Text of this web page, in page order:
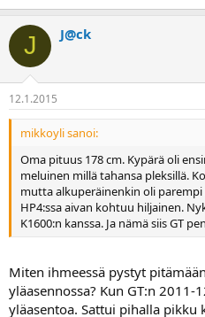
J J@ck
12.1.2015
mikkoyli sanoi:
Oma pituus 178 cm. Kypärä oli
meluinen millä tahansa pleksillä.
mutta alkuperäinenkin oli
HP4:ssa aivan kohtuu hiljainen.
K1600:n kanssa. Ja nämä siis GT
Miten ihmeessä pystyt
yläasennossa? Kun GT:n
yläasentoa. Sattui pihalla pikku